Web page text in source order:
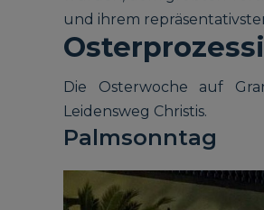
und ihrem
Die Osterwoche auf
Leidensweg Christis.
Palmsonntag